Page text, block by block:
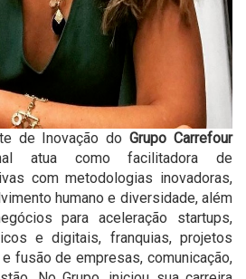
de Inovação doGrupo Carrefour
atua como facilitadora de
com metodologias inovadoras,
humano e diversidade, além
para aceleração startups,
e digitais, franquias, projetos
fusão de empresas, comunicação,